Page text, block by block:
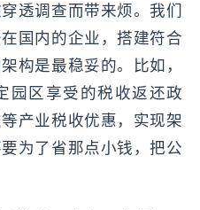
透调查而带来烦。我们
国内的企业，搭建符合
构是最稳妥的。比如，
园区享受的税收返还政
产业税收优惠，实现架
为了省那点小钱，把公